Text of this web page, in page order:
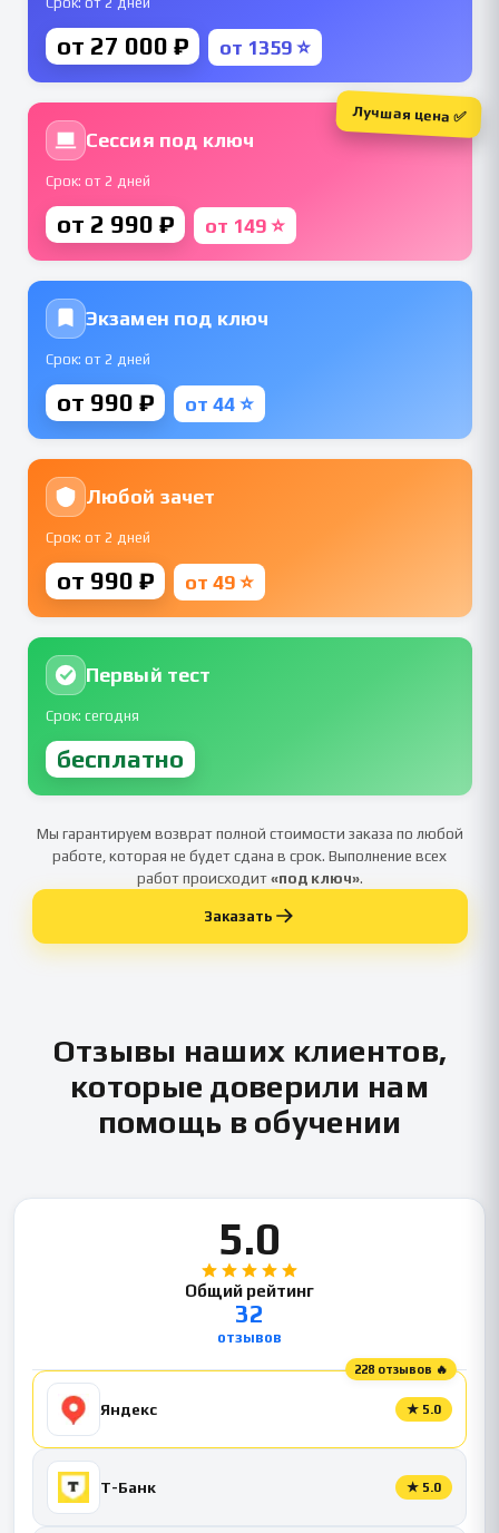
от 27 000 ₽ от 1359 ⭐
Сессия под ключ
Срок: от 2 дней
от 2 990 ₽ от 149 ⭐
Лучшая цена ✅
Экзамен под ключ
Срок: от 2 дней
от 990 ₽ от 44 ⭐
Любой зачет
Срок: от 2 дней
от 990 ₽ от 49 ⭐
Первый тест
Срок: сегодня
бесплатно
Мы гарантируем возврат полной стоимости заказа по любой
работе, которая не будет сдана в срок. Выполнение всех
работ происходит«под ключ».
Заказать
Отзывы наших клиентов,
которые доверили нам
помощь в обучении
5.0
Общий рейтинг
32
отзывов
228 отзывов 🔥
Яндекс ★ 5.0
Т-Банк ★ 5.0